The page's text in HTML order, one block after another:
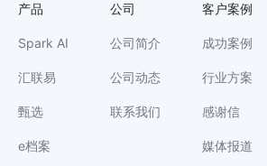
产品
Spark AI
汇联易
甄选
e档案
公司
公司简介
公司动态
联系我们
客户案例
成功案例
行业方案
感谢信
媒体报道